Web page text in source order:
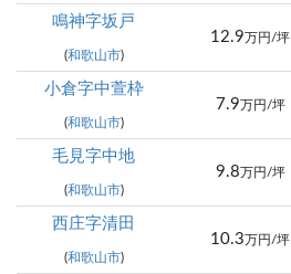
鳴神字坂戸
(和歌山市)
12.9 万円/坪
小倉字中萱枠
(和歌山市)
7.9 万円/坪
毛見字中地
(和歌山市)
9.8 万円/坪
西庄字清田
(和歌山市)
10.3 万円/坪